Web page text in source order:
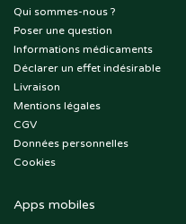
Qui sommes-nous ?
Poser une question
Informations médicaments
Déclarer un effet indésirable
Livraison
Mentions légales
CGV
Données personnelles
Cookies
Apps mobiles